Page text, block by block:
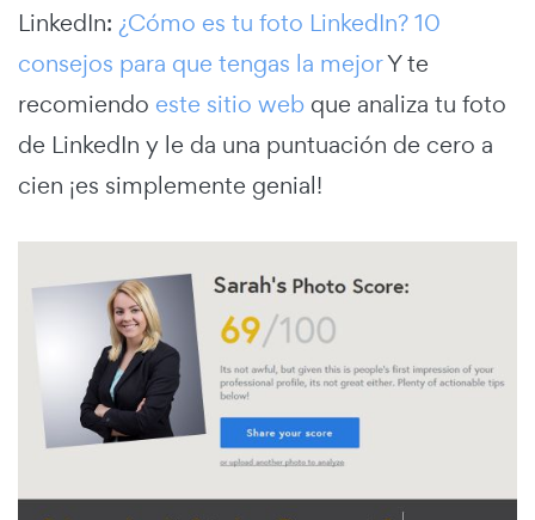
LinkedIn: ¿Cómo es tu foto LinkedIn? 10
consejos para que tengas la mejorY te
recomiendo este sitio web que analiza tu foto
de LinkedIn y le da una puntuación de cero a
cien ¡es simplemente genial!